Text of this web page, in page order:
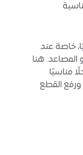
خاصة عند
المصاعد. هنا
مناسبًا
ورفع القطع